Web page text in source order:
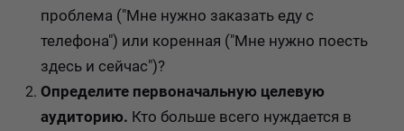
проблема ("Мне нужно заказать еду с
телефона") или коренная ("Мне нужно поесть
здесь и сейчас")?
Определите первоначальную целевую
аудиторию. Кто больше всего нуждается в